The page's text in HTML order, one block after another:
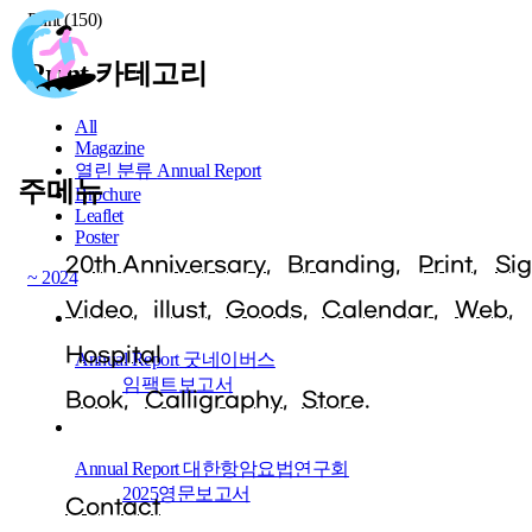
주메뉴
20th Anniversary Branding Print
Video
illust Goods Calendar
Web
Hospital
Book
Calligraphy Store.
Contact
Print (150)
Print 카테고리
All
Magazine
열린 분류 Annual Report
Brochure
Leaflet
Poster
~ 2024
Annual Report굿네이버스
임팩트보고서
Annual Report대한항암요법연구회
2025영문보고서